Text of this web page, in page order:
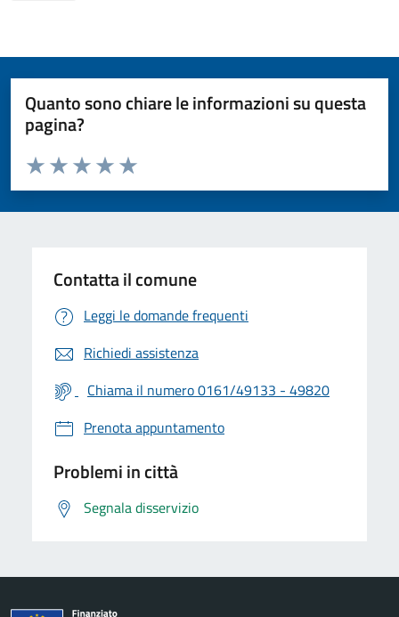
Quanto sono chiare le informazioni su questa
pagina?
Valuta da 1 a 5 stelle la pagina
Valuta 5 stelle su 5
Valuta 4 stelle su 5
Valuta 3 stelle su 5
Valuta 2 stelle su 5
Valuta 1 stelle su 5
Contatta il comune
Leggi le domande frequenti
Richiedi assistenza
Chiama il numero 0161/49133 - 49820
Prenota appuntamento
Problemi in città
Segnala disservizio